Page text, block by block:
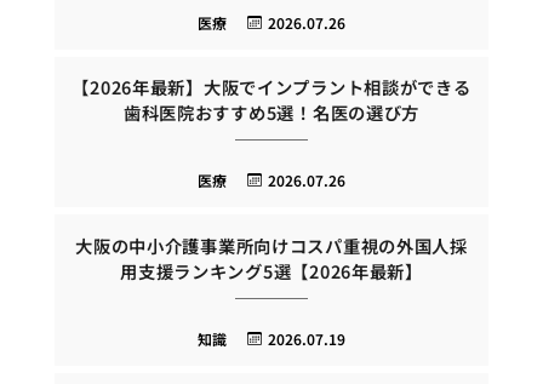
2026.07.26
医療
【2026年最新】大阪でインプラント相談ができる
歯科医院おすすめ5選！名医の選び方
2026.07.26
医療
大阪の中小介護事業所向けコスパ重視の外国人採
用支援ランキング5選【2026年最新】
2026.07.19
知識